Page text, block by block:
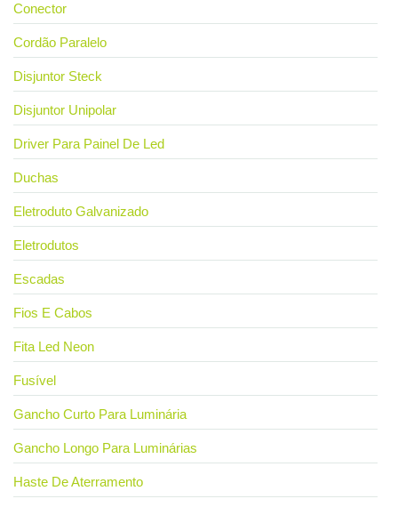
Conector
Cordão Paralelo
Disjuntor Steck
Disjuntor Unipolar
Driver Para Painel De Led
Duchas
Eletroduto Galvanizado
Eletrodutos
Escadas
Fios E Cabos
Fita Led Neon
Fusível
Gancho Curto Para Luminária
Gancho Longo Para Luminárias
Haste De Aterramento